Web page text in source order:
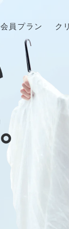
会員プラン ク